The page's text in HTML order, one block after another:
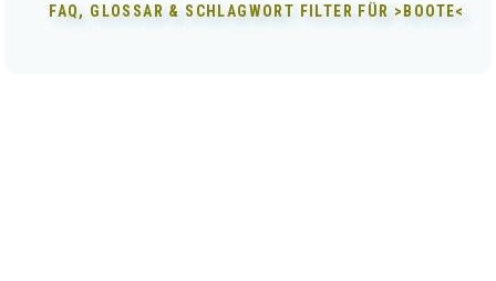
FAQ, GLOSSAR & SCHLAGWORT FILTER FÜR >BOOTE<